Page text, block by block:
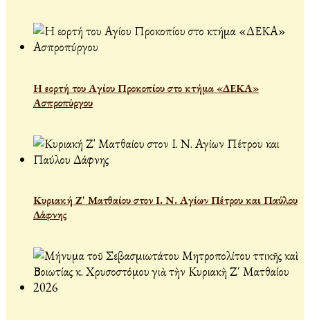
Η εορτή του Αγίου Προκοπίου στο κτήμα «ΔΕΚΑ»
Ασπροπύργου
Κυριακή Ζ' Ματθαίου στον Ι. Ν. Αγίων Πέτρου και Παύλου
Δάφνης